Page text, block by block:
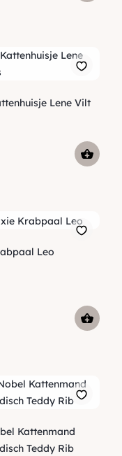
Lene Vilt
Leo
Kattenmand
Teddy Rib